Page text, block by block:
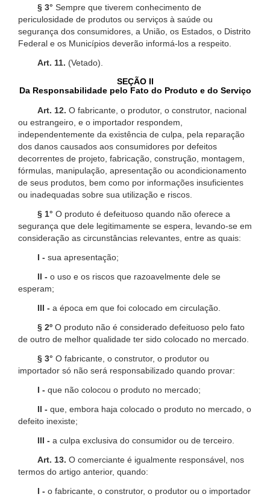
§ 3° Sempre que tiverem conhecimento de
periculosidade de produtos ou serviços à saúde ou
segurança dos consumidores, a União, os Estados, o Distrito
Federal e os Municípios deverão informá-los a respeito.
Art. 11. (Vetado).
SEÇÃO II
Da Responsabilidade pelo Fato do Produto e do Serviço
Art. 12. O fabricante, o produtor, o construtor, nacional
ou estrangeiro, e o importador respondem,
independentemente da existência de culpa, pela reparação
dos danos causados aos consumidores por defeitos
decorrentes de projeto, fabricação, construção, montagem,
fórmulas, manipulação, apresentação ou acondicionamento
de seus produtos, bem como por informações insuficientes
ou inadequadas sobre sua utilização e riscos.
§ 1° O produto é defeituoso quando não oferece a
segurança que dele legitimamente se espera, levando-se em
consideração as circunstâncias relevantes, entre as quais:
I - sua apresentação;
II - o uso e os riscos que razoavelmente dele se
esperam;
III - a época em que foi colocado em circulação.
§ 2º O produto não é considerado defeituoso pelo fato
de outro de melhor qualidade ter sido colocado no mercado.
§ 3° O fabricante, o construtor, o produtor ou
importador só não será responsabilizado quando provar:
I - que não colocou o produto no mercado;
II - que, embora haja colocado o produto no mercado, o
defeito inexiste;
III - a culpa exclusiva do consumidor ou de terceiro.
Art. 13. O comerciante é igualmente responsável, nos
termos do artigo anterior, quando:
I - o fabricante, o construtor, o produtor ou o importador